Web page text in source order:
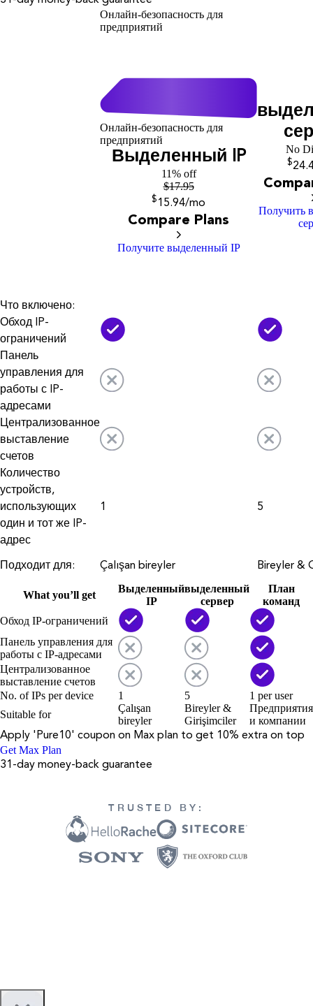
Онлайн-безопасность для
предприятий
Онлайн-безопасность для
предприятий
Выделенный IP
11% off
$17.95
$ 15.94/mo
Compare Plans
Получите выделенный IP
No
$24
Получить
Что включено:
Обход IP-
ограничений
Панель
управления для
работы с IP-
адресами
Централизованное
выставление
счетов
Количество
устройств,
использующих
один и тот же IP-
адрес
1 5
Подходит для: Çalışan bireyler Bireyler &
What you’ll get
Выделенный
IP
выделенный
сервер
План
команд
Обход IP-ограничений
Панель управления для
работы с IP-адресами
Централизованное
выставление счетов
No. of IPs per device
1 5
1 per user
Suitable for
Çalışan
bireyler
Bireyler &
Girişimciler
Предприятия
и компании
Apply 'Pure10' coupon on Max plan to get 10% extra on top
Get Max Plan
31-day money-back guarantee
TRUSTED BY: